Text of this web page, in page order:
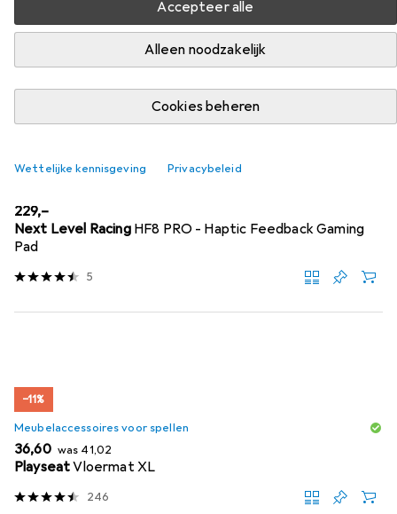
Accepteer alle
Alleen noodzakelijk
Cookies beheren
Wettelijke kennisgeving Privacybeleid
categorieën Meubelaccessoires voor spellen, Sim
Uitrusting en Beschermende matten.
EUR
229,–
Next Level Racing HF8 PRO - Haptic Feedback Gaming
Pad
5
−11%
Meubelaccessoires voor spellen
EUR
36,60 was EUR
41,02
PlayseatVloermat XL
246